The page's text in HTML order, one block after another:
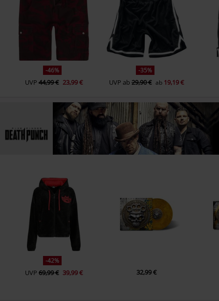
-46%
UVP 44,99 € 23,99 €
-35%
UVP ab 29,90 € ab 19,19 €
-42%
UVP 69,99 € 39,99 € 32,99 €